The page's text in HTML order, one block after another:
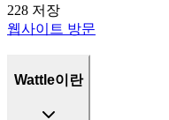
228 저장
웹사이트 방문
Wattle이란